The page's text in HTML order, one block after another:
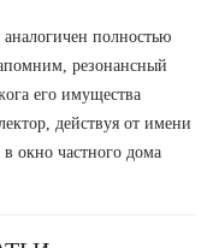
аналогичен полностью
резонансный
его имущества
действуя от имени
окно частного дома